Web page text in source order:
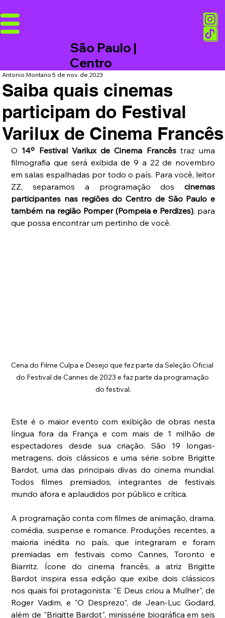
São Paulo |
Centro
Saiba quais cinemas
participam do Festival
Varilux de Cinema Francês
Antonio Montano5 de nov. de 2023
O 14º Festival Varilux de Cinema Francês traz uma
filmografia que será exibida de 9 a 22 de novembro
em salas espalhadas por todo o país. Para você, leitor
ZZ, separamos a programação dos cinemas
participantes nas regiões do Centro de São Paulo e
também na região Pomper (Pompeia e Perdizes), para
que possa encontrar um pertinho de você.
Cena do Filme Culpa e Desejo que fez parte da Seleção Oficial
do Festival de Cannes de 2023 e faz parte da programação
do festival.
Este é o maior evento com exibição de obras nesta
língua fora da França e com mais de 1 milhão de
espectadores desde sua criação. São 19 longas-
metragens, dois clássicos e uma série sobre Brigitte
Bardot, uma das principais divas do cinema mundial.
Todos filmes premiados, integrantes de festivais
mundo afora e aplaudidos por público e crítica.
A programação conta com filmes de animação, drama,
comédia, suspense e romance. Produções recentes, a
maioria inédita no país, que integraram e foram
premiadas em festivais como Cannes, Toronto e
Biarritz. Ícone do cinema francês, a atriz Brigitte
Bardot inspira essa edição que exibe dois clássicos
nos quais foi protagonista: "E Deus criou a Mulher", de
Roger Vadim, e "O Desprezo", de Jean-Luc Godard,
além de "Brigitte Bardot", minissérie biográfica em seis